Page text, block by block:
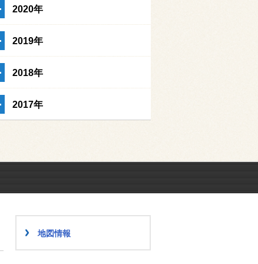
2020年
2019年
2018年
2017年
地図情報